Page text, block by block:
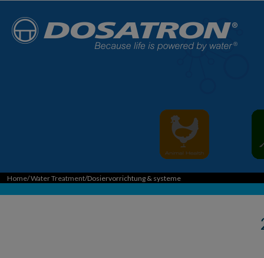
Home/Water Treatment/Dosiervorrichtung & systeme